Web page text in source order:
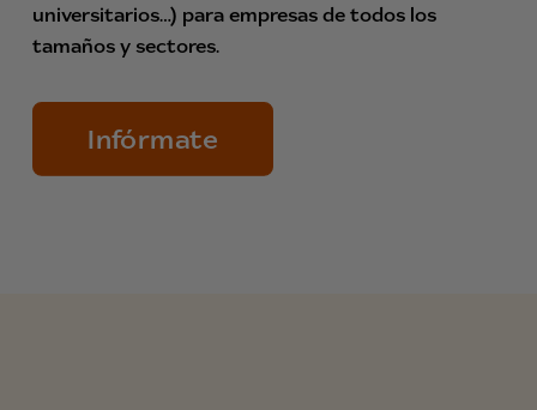
universitarios…) para empresas de todos los
tamaños y sectores.
Infórmate